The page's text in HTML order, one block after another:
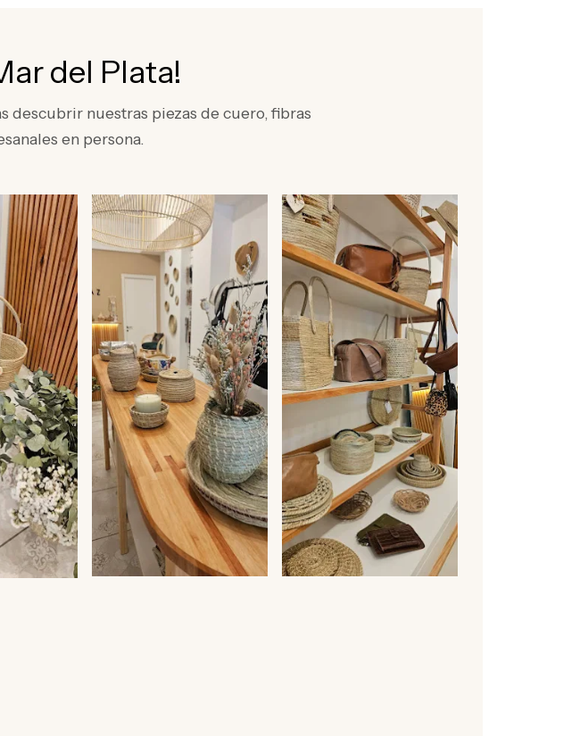
del Plata!
descubrir nuestras piezas de cuero, fibras
en persona.